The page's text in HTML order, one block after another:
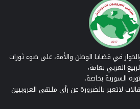
في قضايا الوطن والأمة، على ضوء ثورات
العربي بعامة،
السورية بخاصة.
لاتعبر بالضرورة عن رأي ملتقى العروبيين